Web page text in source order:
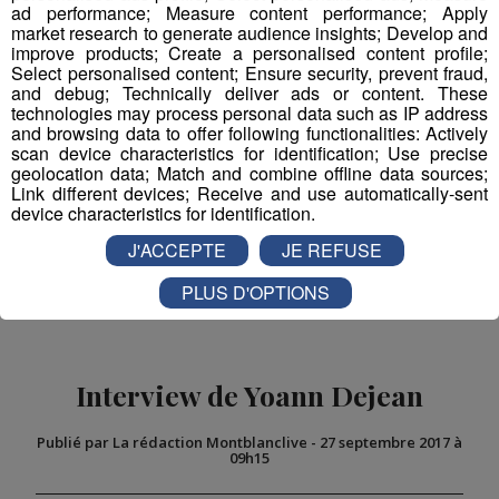
Coupe du monde de ski alpin : ce sera les 8 et 9
février 2020. Une descente et un combiné alpin
sont programmés.
Partager sur Facebook
Partager sur Twitter
Interview de Yoann Dejean
Publié par La rédaction Montblanclive - 27 septembre 2017 à
09h15
ad performance; Measure content performance; Apply
market research to generate audience insights; Develop and
improve products; Create a personalised content profile;
Select personalised content; Ensure security, prevent fraud,
and debug; Technically deliver ads or content. These
technologies may process personal data such as IP address
and browsing data to offer following functionalities: Actively
scan device characteristics for identification; Use precise
geolocation data; Match and combine offline data sources;
Link different devices; Receive and use automatically-sent
device characteristics for identification.
J'ACCEPTE
JE REFUSE
PLUS D'OPTIONS